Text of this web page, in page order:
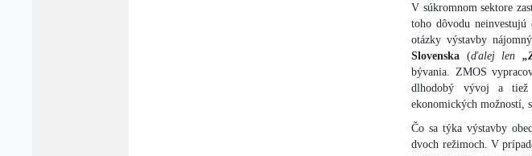
V súkromnom sektore
toho dôvodu
otázky výstavby
Slovenska (ďalej len
bývania. ZMOS
dlhodobý vývoj a tiež
ekonomických možností,
Čo sa týka výstavby
dvoch režimoch. V